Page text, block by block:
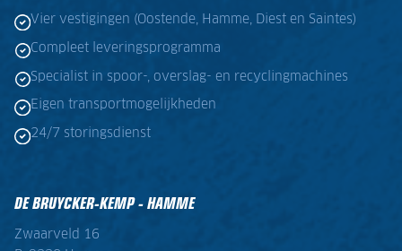
Vier vestigingen (Oostende, Hamme, Diest en Saintes)
Compleet leveringsprogramma
Specialist in spoor-, overslag- en recyclingmachines
Eigen transportmogelijkheden
24/7 storingsdienst
DE BRUYCKER-KEMP - HAMME
Zwaarveld 16